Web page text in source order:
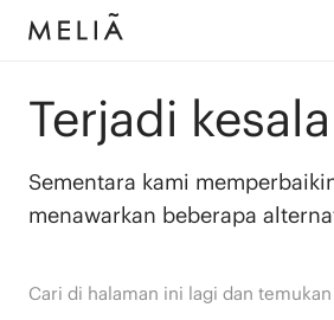
Terjadi
Sementara kami
menawarkan beberapa
Cari di halaman ini lagi dan